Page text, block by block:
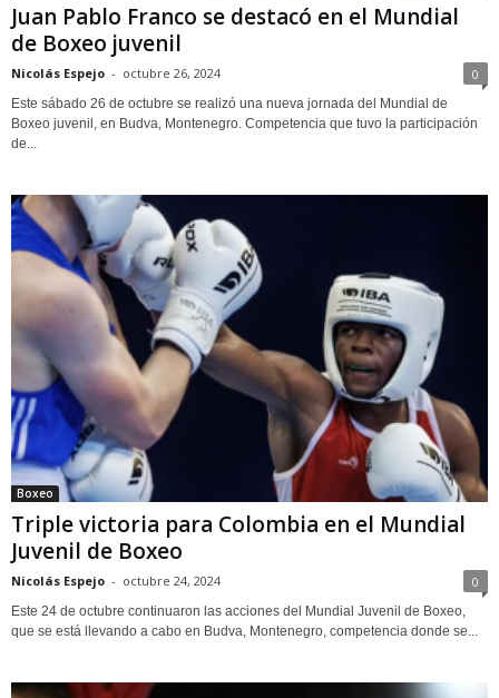
Juan Pablo Franco se destacó en el Mundial
de Boxeo juvenil
Nicolás Espejo - octubre 26, 2024 0
Este sábado 26 de octubre se realizó una nueva jornada del Mundial de
Boxeo juvenil, en Budva, Montenegro. Competencia que tuvo la participación
de...
Boxeo
Triple victoria para Colombia en el Mundial
Juvenil de Boxeo
Nicolás Espejo - octubre 24, 2024 0
Este 24 de octubre continuaron las acciones del Mundial Juvenil de Boxeo,
que se está llevando a cabo en Budva, Montenegro, competencia donde se...